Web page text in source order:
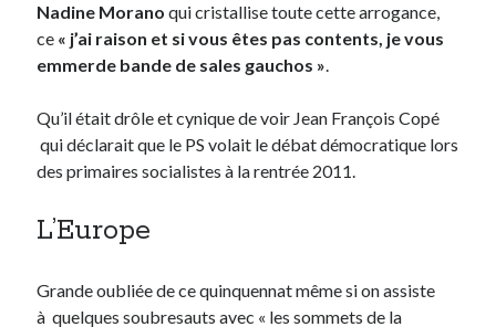
Nadine Morano qui cristallise toute cette arrogance,
ce « j’ai raison et si vous êtes pas contents, je vous
emmerde bande de sales gauchos ».
Qu’il était drôle et cynique de voir Jean François Copé
qui déclarait que le PS volait le débat démocratique lors
des primaires socialistes à la rentrée 2011.
L’Europe
Grande oubliée de ce quinquennat même si on assiste
à quelques soubresauts avec « les sommets de la